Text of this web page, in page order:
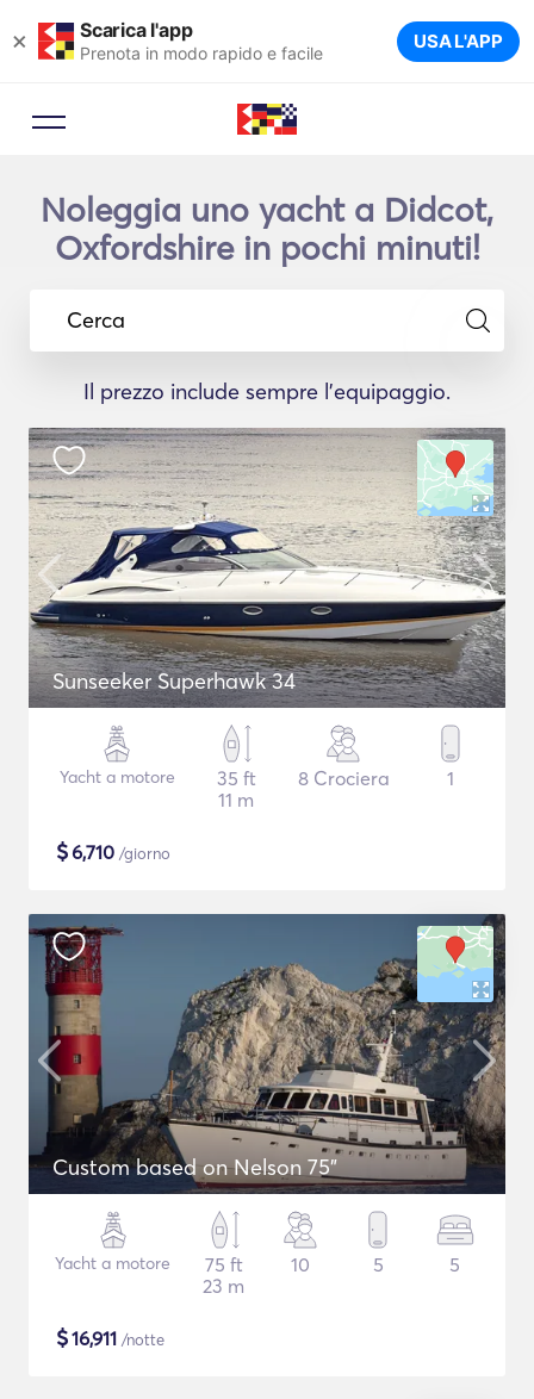
× Scarica l'app
Prenota in modo rapido e facile USA L'APP
Noleggia uno yacht a Didcot,
Oxfordshire in pochi minuti!
Cerca
Il prezzo include sempre l'equipaggio.
Sunseeker Superhawk 34
Yacht a motore
35 ft
11 m
8 Crociera 1
$6,710 /giorno
Custom based on Nelson 75"
Yacht a motore
75 ft
23 m
10 5 5
$16,911 /notte